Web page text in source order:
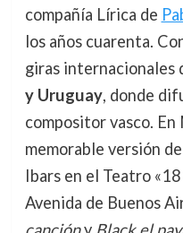
compañía Lírica de
los años cuarenta.
giras internacionales
y Uruguay, donde
compositor vasco.
memorable versión de
Ibars en el Teatro
Avenida de Buenos